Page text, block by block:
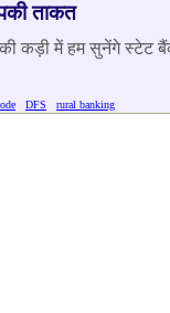
ताकत
कड़ी में हम सुनेंगे स्टेट
DFS rural banking